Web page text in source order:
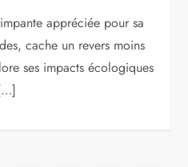
appréciée pour sa
cache un revers moins
ses impacts écologiques